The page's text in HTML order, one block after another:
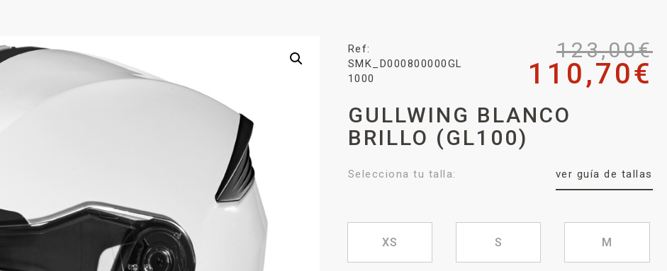
Ref:
SMK_D000800000GL
1000
123,00€
110,70€
GULLWING BLANCO
BRILLO (GL100)
Selecciona tu talla: ver guía de tallas
XS S M